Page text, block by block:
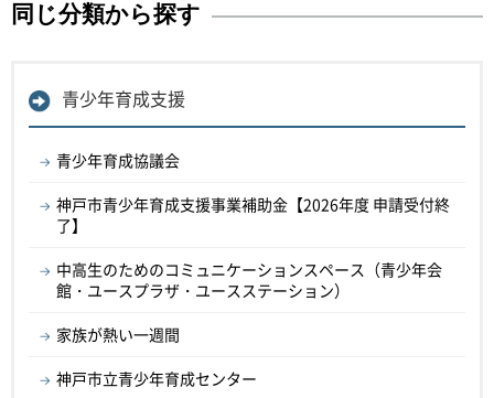
同じ分類から探す
青少年育成支援
青少年育成協議会
神戸市青少年育成支援事業補助金【2026年度 申請受付終
了】
中高生のためのコミュニケーションスペース（青少年会
館・ユースプラザ・ユースステーション）
家族が熱い一週間
神戸市立青少年育成センター